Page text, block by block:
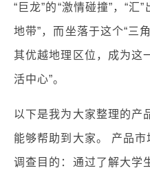
“巨龙”的“激情碰撞”，“汇
地带”，而坐落于这个“三
其优越地理区位，成为这
活中心”。
以下是我为大家整理的产
能够帮助到大家。 产品
调查目的：通过了解大学